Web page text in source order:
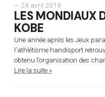
— 24 avril 2019
LES MONDIAUX
KOBE
Une année après les Jeux
l’athlétisme handisport
obtenu l’organisation des
Lire la suite »